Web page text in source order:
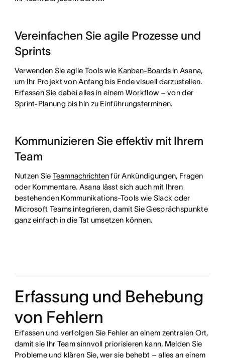
Vereinfachen Sie agile Prozesse und
Sprints
Verwenden Sie agile Tools wie Kanban-Boardsin Asana,
um Ihr Projekt von Anfang bis Ende visuell darzustellen.
Erfassen Sie dabei alles in einem Workflow – von der
Sprint-Planung bis hin zu Einführungsterminen.
Kommunizieren Sie effektiv mit Ihrem
Team
Nutzen Sie Teamnachrichtenfür Ankündigungen, Fragen
oder Kommentare. Asana lässt sich auch mit Ihren
bestehenden Kommunikations-Tools wie Slack oder
Microsoft Teams integrieren, damit Sie Gesprächspunkte
ganz einfach in die Tat umsetzen können.
Erfassung und Behebung
von Fehlern
Erfassen und verfolgen Sie Fehler an einem zentralen Ort,
damit sie Ihr Team sinnvoll priorisieren kann. Melden Sie
Probleme und klären Sie, wer sie behebt – alles an einem